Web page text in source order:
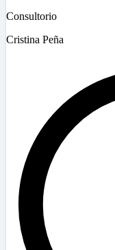
Consultorio
Cristina Peña